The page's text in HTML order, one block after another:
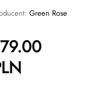
Green Rose